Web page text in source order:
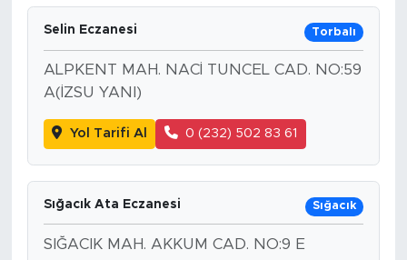
Selin Eczanesi Torbalı
ALPKENT MAH. NACİ TUNCEL CAD. NO:59
A(İZSU YANI)
Yol Tarifi Al 0 (232) 502 83 61
Sığacık Ata Eczanesi Sığacık
SIĞACIK MAH. AKKUM CAD. NO:9 E